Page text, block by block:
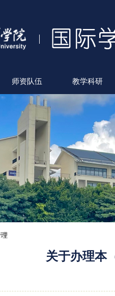
师资队伍 教学科研
关于办理本